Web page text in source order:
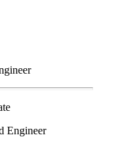
Engineer